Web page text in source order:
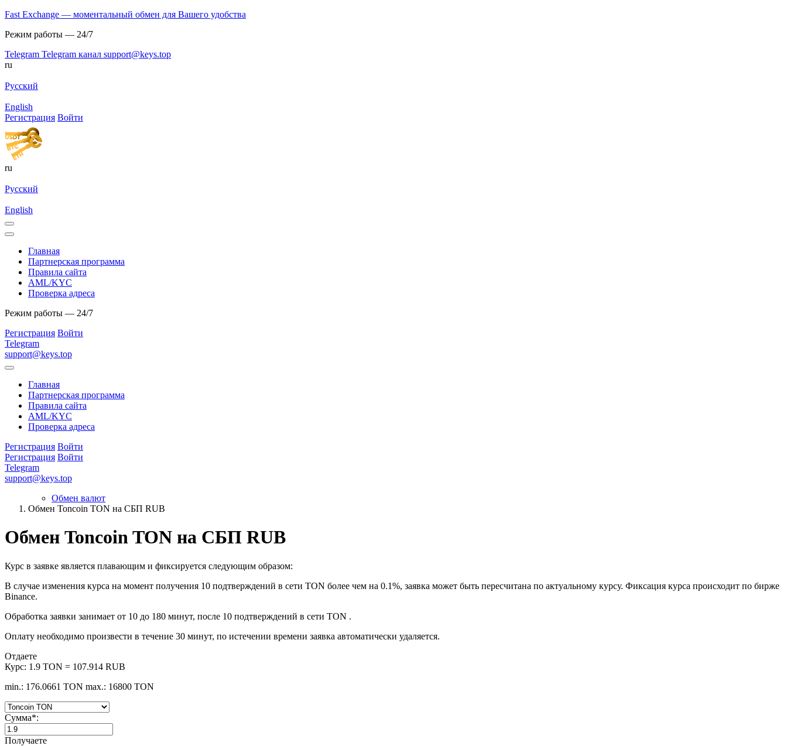
Fast Exchange — моментальный обмен для Вашего удобства
Режим работы — 24/7
Telegram Telegram канал support@keys.top
ru
Русский
English
Регистрация Войти
ru
Русский
English
Главная
Партнерская программа
Правила сайта
AML/KYC
Проверка адреса
Режим работы — 24/7
Регистрация Войти
Telegram
support@keys.top
Главная
Партнерская программа
Правила сайта
AML/KYC
Проверка адреса
Регистрация Войти
Регистрация Войти
Telegram
support@keys.top
Обмен валют
Обмен Toncoin TON на СБП RUB
Обмен Toncoin TON на СБП RUB
Курс в заявке является плавающим и фиксируется следующим образом:
В случае изменения курса на момент получения 10 подтверждений в сети TON более чем на 0.1%, заявка может быть пересчитана по актуальному курсу. Фиксация курса происходит по бирже
Binance.
Обработка заявки занимает от 10 до 180 минут, после 10 подтверждений в сети TON .
Оплату необходимо произвести в течение 30 минут, по истечении времени заявка автоматически удаляется.
Отдаете
Курс: 1.9 TON = 107.914 RUB
min.: 176.0661 TON max.: 16800 TON
Сумма*:
Получаете